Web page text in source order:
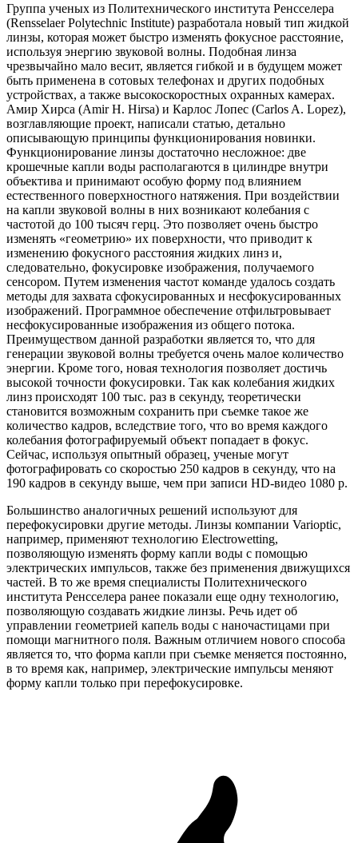
Группа ученых из Политехнического института Ренсселера
(Rensselaer Polytechnic Institute) разработала новый тип жидкой
линзы, которая может быстро изменять фокусное расстояние,
используя энергию звуковой волны. Подобная линза
чрезвычайно мало весит, является гибкой и в будущем может
быть применена в сотовых телефонах и других подобных
устройствах, а также высокоскоростных охранных камерах.
Амир Хирса (Amir H. Hirsa) и Карлос Лопес (Carlos A. Lopez),
возглавляющие проект, написали статью, детально
описывающую принципы функционирования новинки.
Функционирование линзы достаточно несложное: две
крошечные капли воды располагаются в цилиндре внутри
объектива и принимают особую форму под влиянием
естественного поверхностного натяжения. При воздействии
на капли звуковой волны в них возникают колебания с
частотой до 100 тысяч герц. Это позволяет очень быстро
изменять «геометрию» их поверхности, что приводит к
изменению фокусного расстояния жидких линз и,
следовательно, фокусировке изображения, получаемого
сенсором. Путем изменения частот команде удалось создать
методы для захвата сфокусированных и несфокусированных
изображений. Программное обеспечение отфильтровывает
несфокусированные изображения из общего потока.
Преимуществом данной разработки является то, что для
генерации звуковой волны требуется очень малое количество
энергии. Кроме того, новая технология позволяет достичь
высокой точности фокусировки. Так как колебания жидких
линз происходят 100 тыс. раз в секунду, теоретически
становится возможным сохранить при съемке такое же
количество кадров, вследствие того, что во время каждого
колебания фотографируемый объект попадает в фокус.
Сейчас, используя опытный образец, ученые могут
фотографировать со скоростью 250 кадров в секунду, что на
190 кадров в секунду выше, чем при записи HD-видео 1080 p.
Большинство аналогичных решений используют для
перефокусировки другие методы. Линзы компании Varioptic,
например, применяют технологию Electrowetting,
позволяющую изменять форму капли воды с помощью
электрических импульсов, также без применения движущихся
частей. В то же время специалисты Политехнического
института Ренсселера ранее показали еще одну технологию,
позволяющую создавать жидкие линзы. Речь идет об
управлении геометрией капель воды с наночастицами при
помощи магнитного поля. Важным отличием нового способа
является то, что форма капли при съемке меняется постоянно,
в то время как, например, электрические импульсы меняют
форму капли только при перефокусировке.